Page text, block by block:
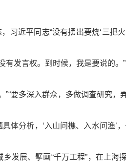
近平同志“没有摆出要烧‘三把
有发言权。到时候，我是要说的。”
要多深入群众，多做调查研究，
体分析，‘入山问樵、入水问渔’
乡发展、擘画“千万工程”，在上